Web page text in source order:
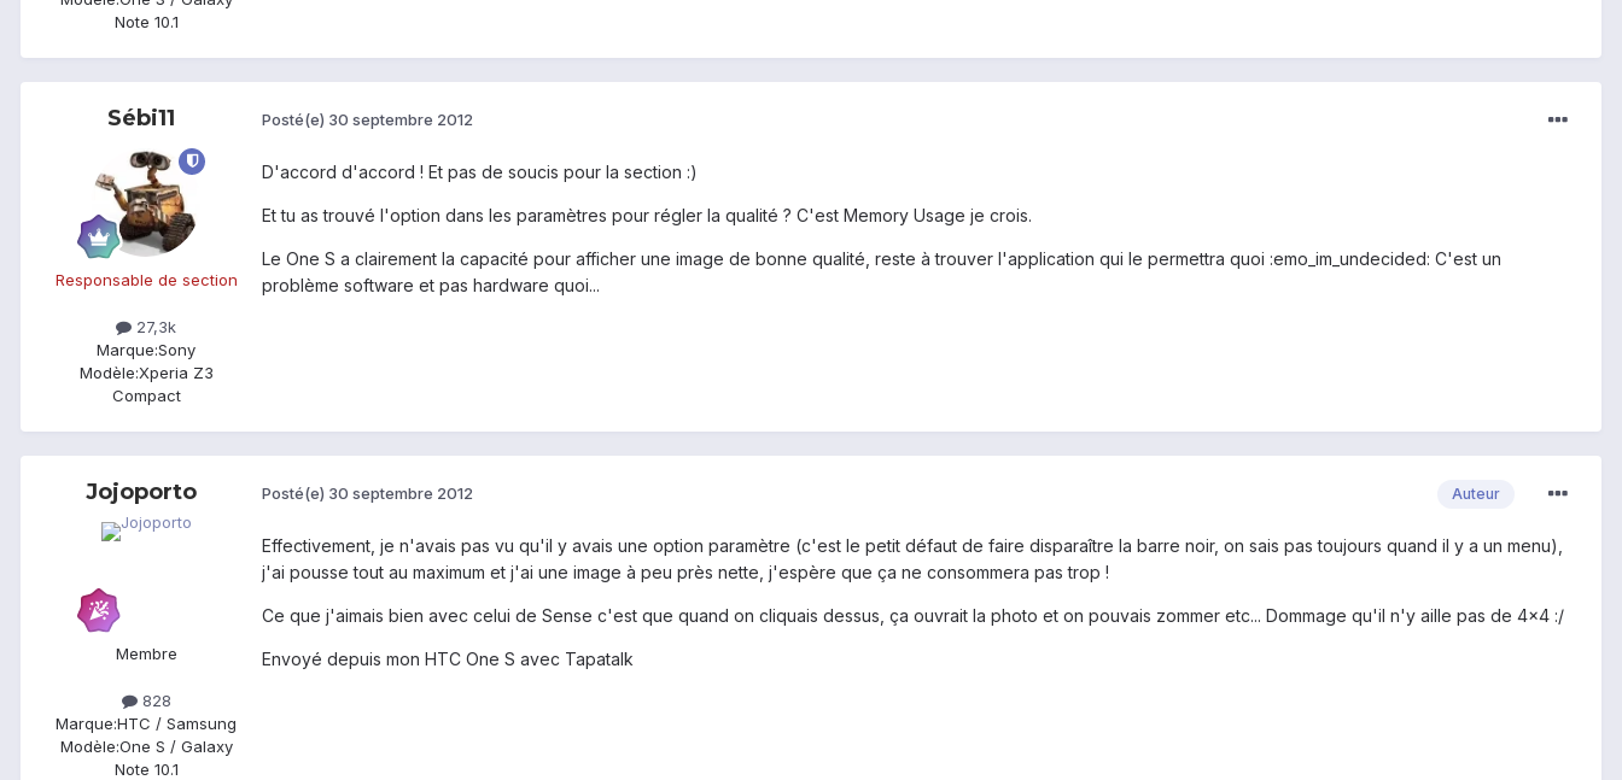
Note 10.1
Sébi11
Responsable de section
27,3k
Marque:Sony
Modèle:Xperia Z3
Compact
Posté(e) 30 septembre 2012
D'accord d'accord ! Et pas de soucis pour la section :)
Et tu as trouvé l'option dans les paramètres pour régler la qualité ? C'est Memory Usage je crois.
Le One S a clairement la capacité pour afficher une image de bonne qualité, reste à trouver l'application qui le permettra quoi :emo_im_undecided: C'est un
problème software et pas hardware quoi...
Jojoporto
Membre
828
Marque:HTC / Samsung
Modèle:One S / Galaxy
Note 10.1
Auteur
Posté(e) 30 septembre 2012
Effectivement, je n'avais pas vu qu'il y avais une option paramètre (c'est le petit défaut de faire disparaître la barre noir, on sais pas toujours quand il y a un menu),
j'ai pousse tout au maximum et j'ai une image à peu près nette, j'espère que ça ne consommera pas trop !
Ce que j'aimais bien avec celui de Sense c'est que quand on cliquais dessus, ça ouvrait la photo et on pouvais zommer etc... Dommage qu'il n'y aille pas de 4x4 :/
Envoyé depuis mon HTC One S avec Tapatalk